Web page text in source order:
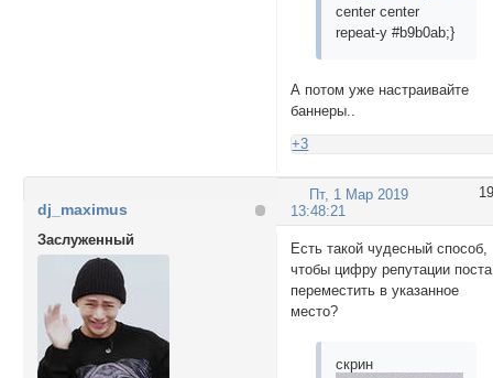
center center
repeat-y #b9b0ab;}
А потом уже настраивайте
баннеры..
+3
19
Пт, 1 Мар 2019
13:48:21
dj_maximus
Заслуженный
Есть такой чудесный способ,
чтобы цифру репутации поста
переместить в указанное
место?
скрин